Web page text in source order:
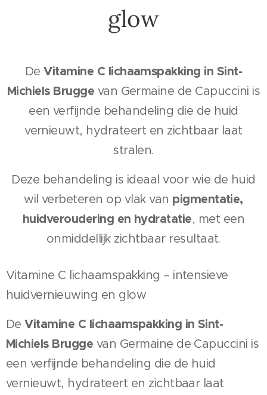
glow
DeVitamine C lichaamspakking in Sint-
Michiels Brugge van Germaine de Capuccini is
een verfijnde behandeling die de huid
vernieuwt, hydrateert en zichtbaar laat
stralen.
Deze behandeling is ideaal voor wie de huid
wil verbeteren op vlak van pigmentatie,
huidveroudering en hydratatie, met een
onmiddellijk zichtbaar resultaat.
Vitamine C lichaamspakking – intensieve
huidvernieuwing en glow
DeVitamine C lichaamspakking in Sint-
Michiels Brugge van Germaine de Capuccini is
een verfijnde behandeling die de huid
vernieuwt, hydrateert en zichtbaar laat